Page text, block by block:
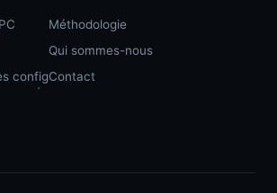
config
Méthodologie
Qui sommes-nous
Contact